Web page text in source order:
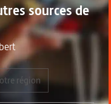
sources de
région